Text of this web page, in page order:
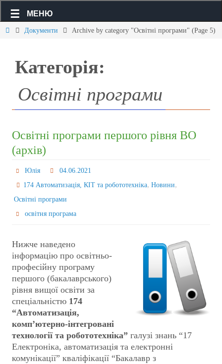
МЕНЮ
Документи Archive by category "Освітні програми" (Page 5)
Категорія:
Освітні програми
Освітні програми першого рівня ВО
(архів)
Юлія
04.06.2021
174 Автоматизація, КІТ та робототехніка,Новини,
Освітні програми
освітня програма
Нижче наведено
інформацію про освітньо-
професійну програму
першого (бакалаврського)
рівня вищої освіти за
спеціальністю 174
“Автоматизація,
комп’ютерно-інтегровані
технології та робототехніка” галузі знань “17
Електроніка, автоматизація та електронні
комунікації” кваліфікації “Бакалавр з